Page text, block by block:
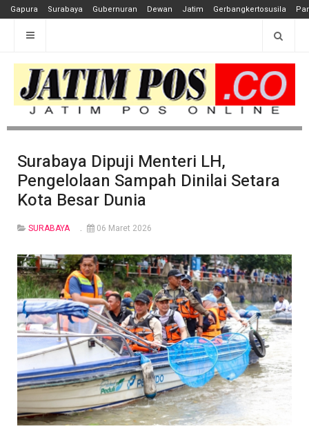
Gapura Surabaya Gubernuran Dewan Jatim Gerbangkertosusila
Surabaya Dipuji Menteri LH,
Pengelolaan Sampah Dinilai Setara
Kota Besar Dunia
SURABAYA 06 Maret 2026